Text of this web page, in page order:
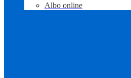
Albo online